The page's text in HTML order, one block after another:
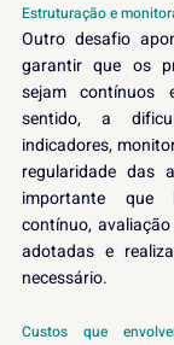
Estruturação e
Outro desafio
garantir que os
sejam contínuos
sentido, a
indicadores,
regularidade das
importante que
contínuo,
adotadas e
necessário.
Custos que